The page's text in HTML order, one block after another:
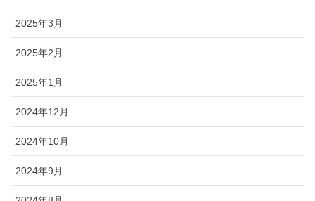
2025年3月
2025年2月
2025年1月
2024年12月
2024年10月
2024年9月